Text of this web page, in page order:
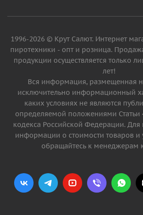
1996-2026 © Крут Салют. Интернет
пиротехники - опт и розница.
продукции осуществляется только
лет!
Вся информация, размещенная
исключительно информационный
каких условиях не являются
определяемой положениями Статьи
кодекса Российской Федерации. Для
информации о стоимости товаров и
обращайтесь к менеджерам